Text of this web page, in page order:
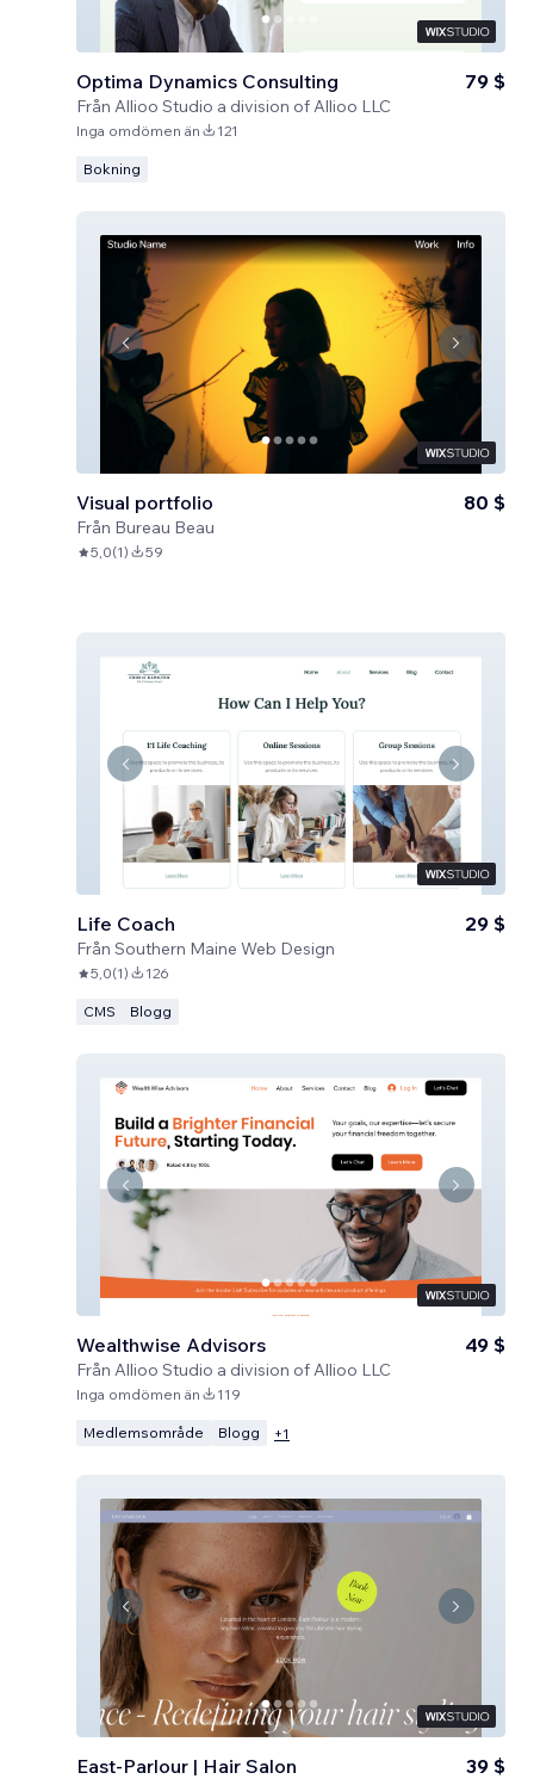
Optima Dynamics Consulting
Från Allioo Studio a division of Allioo LLC
79 $
Inga omdömen än 121
Bokning
Visual portfolio
Från Bureau Beau
80 $
5,0(1) 59
Life Coach
Från Southern Maine Web Design
29 $
5,0(1) 126
CMS Blogg
Wealthwise Advisors
Från Allioo Studio a division of Allioo LLC
49 $
Inga omdömen än 119
Medlemsområde Blogg +1
East-Parlour | Hair Salon 39 $